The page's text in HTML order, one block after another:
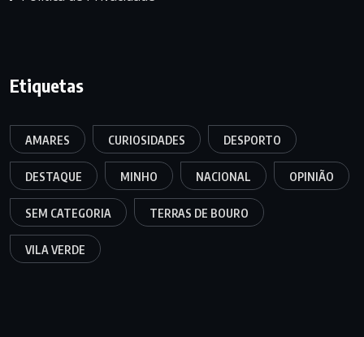
Etiquetas
AMARES CURIOSIDADES DESPORTO
DESTAQUE MINHO NACIONAL OPINIÃO
SEM CATEGORIA TERRAS DE BOURO
VILA VERDE